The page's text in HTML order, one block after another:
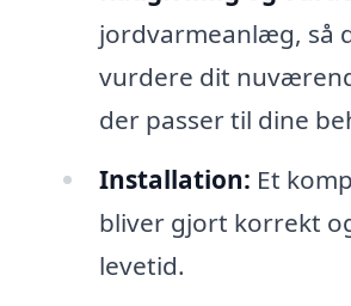
jordvarmeanlæg, så
vurdere dit
der passer til dine
Installation: Et
bliver gjort korrekt
levetid.